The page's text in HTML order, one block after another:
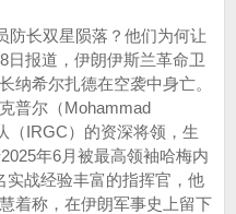
防长双星陨落？他们为何让
日报道，伊朗伊斯兰革命卫
纳希尔扎德在空袭中身亡。
普尔（Mohammad
（IRGC）的资深将领，生
年6月被最高领袖哈梅内
战经验丰富的指挥官，他
着称，在伊朗军事史上留下